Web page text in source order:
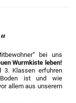
bei uns
Wurmkiste leben!
3. Klassen erfuhren
ist und wie
allem aus unserem